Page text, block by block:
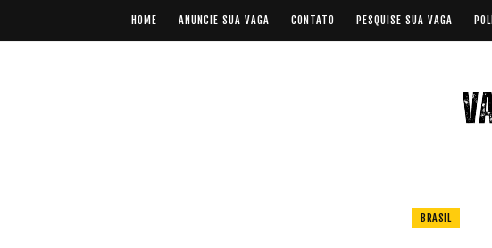
HOME ANUNCIE SUA VAGA CONTATO PESQUISE SUA VAGA
BRASIL